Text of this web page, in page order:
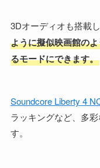
3Dオーディオも搭載し
ように擬似映画館の
るモードにできます。
Soundcore Liberty 4
ラッキングなど、多
す。